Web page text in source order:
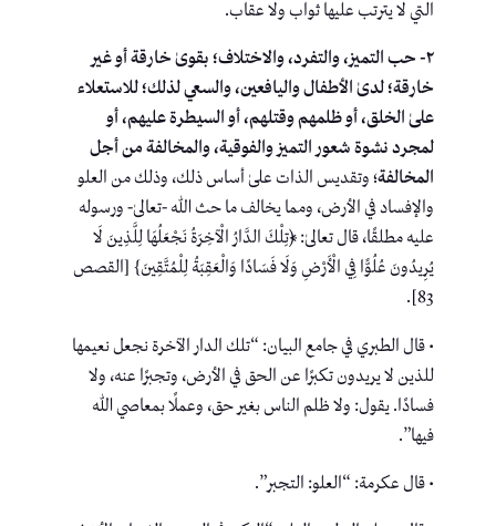
التي لا يترتب عليها ثواب ولا عقاب.
٢- حب التميز، والتفرد، والاختلاف؛ بقوىٰ خارقة أو غير
خارقة؛ لدىٰ الأطفال واليافعين، والسعي لذلك؛ للاستعلاء
علىٰ الخلق، أو ظلمهم وقتلهم، أو السيطرة عليهم، أو
لمجرد نشوة شعور التميز والفوقية، والمخالفة من أجل
المخالفة؛ وتقديس الذات علىٰ أساس ذلك، وذلك من العلو
والإفساد في الأرض، ومما يخالف ما حث الله -تعالىٰ- ورسوله
عليه مطلقًا، قال تعالىٰ: ﴿تِلْكَ الدَّارُ الْآخِرَةُ نَجْعَلُهَا لِلَّذِينَ لَا
يُرِيدُونَ عُلُوًّا فِي الْأَرْضِ وَلَا فَسَادًا وَالْعَقِبَةُ لِلْمُتَّقِينَ} [القصص
83].
• قال الطبري في جامع البيان: “تلك الدار الآخرة نجعل نعيمها
للذين لا يريدون تكبرًا عن الحق في الأرض، وتجبرًا عنه، ولا
فسادًا. يقول: ولا ظلم الناس بغير حق، وعملًا بمعاصي الله
فيها”.
• قال عكرمة: “العلو: التجبر”.